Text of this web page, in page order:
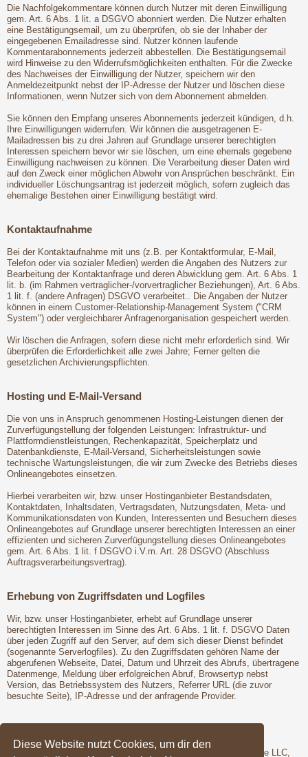
Diese Website nutzt Cookies, um dir den
Die Nachfolgekommentare können durch Nutzer mit deren Einwilligung
gem. Art. 6 Abs. 1 lit. a DSGVO abonniert werden. Die Nutzer erhalten
eine Bestätigungsemail, um zu überprüfen, ob sie der Inhaber der
eingegebenen Emailadresse sind. Nutzer können laufende
Kommentarabonnements jederzeit abbestellen. Die Bestätigungsemail
wird Hinweise zu den Widerrufsmöglichkeiten enthalten. Für die Zwecke
des Nachweises der Einwilligung der Nutzer, speichern wir den
Anmeldezeitpunkt nebst der IP-Adresse der Nutzer und löschen diese
Informationen, wenn Nutzer sich von dem Abonnement abmelden.
Sie können den Empfang unseres Abonnements jederzeit kündigen, d.h.
Ihre Einwilligungen widerrufen. Wir können die ausgetragenen E-
Mailadressen bis zu drei Jahren auf Grundlage unserer berechtigten
Interessen speichern bevor wir sie löschen, um eine ehemals gegebene
Einwilligung nachweisen zu können. Die Verarbeitung dieser Daten wird
auf den Zweck einer möglichen Abwehr von Ansprüchen beschränkt. Ein
individueller Löschungsantrag ist jederzeit möglich, sofern zugleich das
ehemalige Bestehen einer Einwilligung bestätigt wird.
Kontaktaufnahme
Bei der Kontaktaufnahme mit uns (z.B. per Kontaktformular, E-Mail,
Telefon oder via sozialer Medien) werden die Angaben des Nutzers zur
Bearbeitung der Kontaktanfrage und deren Abwicklung gem. Art. 6 Abs. 1
lit. b. (im Rahmen vertraglicher-/vorvertraglicher Beziehungen), Art. 6 Abs.
1 lit. f. (andere Anfragen) DSGVO verarbeitet.. Die Angaben der Nutzer
können in einem Customer-Relationship-Management System ("CRM
System") oder vergleichbarer Anfragenorganisation gespeichert werden.
Wir löschen die Anfragen, sofern diese nicht mehr erforderlich sind. Wir
überprüfen die Erforderlichkeit alle zwei Jahre; Ferner gelten die
gesetzlichen Archivierungspflichten.
Hosting und E-Mail-Versand
Die von uns in Anspruch genommenen Hosting-Leistungen dienen der
Zurverfügungstellung der folgenden Leistungen: Infrastruktur- und
Plattformdienstleistungen, Rechenkapazität, Speicherplatz und
Datenbankdienste, E-Mail-Versand, Sicherheitsleistungen sowie
technische Wartungsleistungen, die wir zum Zwecke des Betriebs dieses
Onlineangebotes einsetzen.
Hierbei verarbeiten wir, bzw. unser Hostinganbieter Bestandsdaten,
Kontaktdaten, Inhaltsdaten, Vertragsdaten, Nutzungsdaten, Meta- und
Kommunikationsdaten von Kunden, Interessenten und Besuchern dieses
Onlineangebotes auf Grundlage unserer berechtigten Interessen an einer
effizienten und sicheren Zurverfügungstellung dieses Onlineangebotes
gem. Art. 6 Abs. 1 lit. f DSGVO i.V.m. Art. 28 DSGVO (Abschluss
Auftragsverarbeitungsvertrag).
Erhebung von Zugriffsdaten und Logfiles
Wir, bzw. unser Hostinganbieter, erhebt auf Grundlage unserer
berechtigten Interessen im Sinne des Art. 6 Abs. 1 lit. f. DSGVO Daten
über jeden Zugriff auf den Server, auf dem sich dieser Dienst befindet
(sogenannte Serverlogfiles). Zu den Zugriffsdaten gehören Name der
abgerufenen Webseite, Datei, Datum und Uhrzeit des Abrufs, übertragene
Datenmenge, Meldung über erfolgreichen Abruf, Browsertyp nebst
Version, das Betriebssystem des Nutzers, Referrer URL (die zuvor
besuchte Seite), IP-Adresse und der anfragende Provider.
Wir binden die Schriftarten ("Google Fonts") des Anbieters Google LLC,